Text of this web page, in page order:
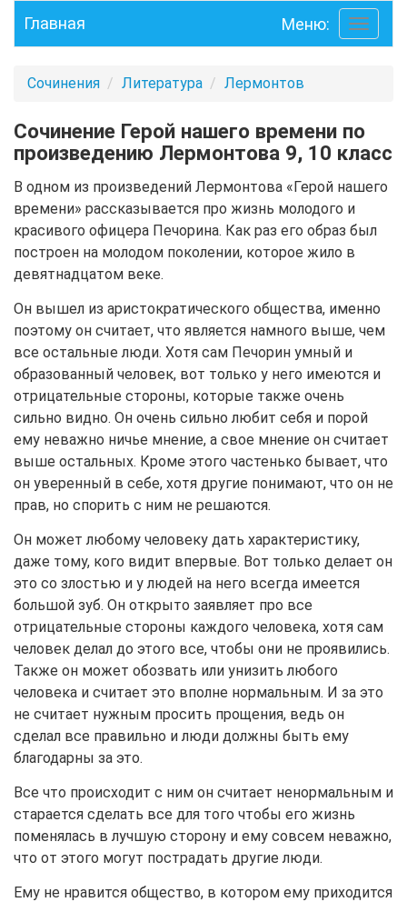
Toggle
Главная Меню:
Сочинения Литература Лермонтов
Сочинение Герой нашего времени по
произведению Лермонтова 9, 10 класс
В одном из произведений Лермонтова «Герой нашего
времени» рассказывается про жизнь молодого и
красивого офицера Печорина. Как раз его образ был
построен на молодом поколении, которое жило в
девятнадцатом веке.
Он вышел из аристократического общества, именно
поэтому он считает, что является намного выше, чем
все остальные люди. Хотя сам Печорин умный и
образованный человек, вот только у него имеются и
отрицательные стороны, которые также очень
сильно видно. Он очень сильно любит себя и порой
ему неважно ничье мнение, а свое мнение он считает
выше остальных. Кроме этого частенько бывает, что
он уверенный в себе, хотя другие понимают, что он не
прав, но спорить с ним не решаются.
Он может любому человеку дать характеристику,
даже тому, кого видит впервые. Вот только делает он
это со злостью и у людей на него всегда имеется
большой зуб. Он открыто заявляет про все
отрицательные стороны каждого человека, хотя сам
человек делал до этого все, чтобы они не проявились.
Также он может обозвать или унизить любого
человека и считает это вполне нормальным. И за это
не считает нужным просить прощения, ведь он
сделал все правильно и люди должны быть ему
благодарны за это.
Все что происходит с ним он считает ненормальным и
старается сделать все для того чтобы его жизнь
поменялась в лучшую сторону и ему совсем неважно,
что от этого могут пострадать другие люди.
Ему не нравится общество, в котором ему приходится